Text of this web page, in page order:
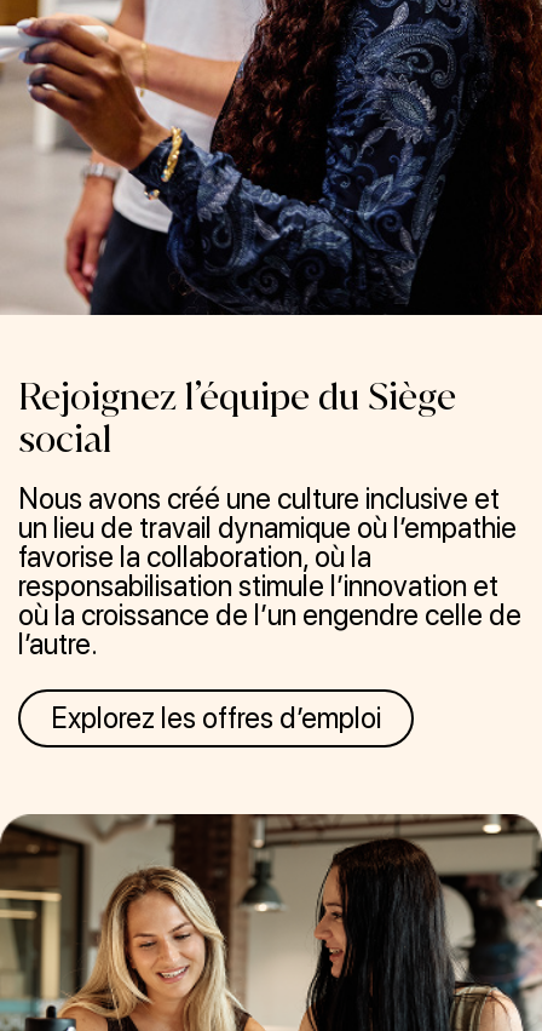
Rejoignez l’équipe du Siège
social
Nous avons créé une culture inclusive et
un lieu de travail dynamique où l’empathie
favorise la collaboration, où la
responsabilisation stimule l’innovation et
où la croissance de l’un engendre celle de
l’autre.
Explorez les offres d’emploi